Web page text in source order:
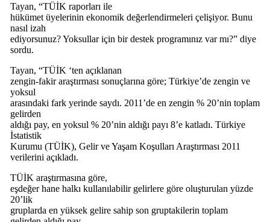
Tayan, “TÜİK raporları ile
hükümet üyelerinin ekonomik değerlendirmeleri çelişiyor. Bunu
nasıl izah
ediyorsunuz? Yoksullar için bir destek programınız var mı?” diye
sordu.
Tayan, “TÜİK ‘ten açıklanan
zengin-fakir araştırması sonuçlarına göre; Türkiye’de zengin ve
yoksul
arasındaki fark yerinde saydı. 2011’de en zengin % 20’nin toplam
gelirden
aldığı pay, en yoksul % 20’nin aldığı payı 8’e katladı. Türkiye
İstatistik
Kurumu (TÜİK), Gelir ve Yaşam Koşulları Araştırması 2011
verilerini açıkladı.
TÜİK araştırmasına göre,
eşdeğer hane halkı kullanılabilir gelirlere göre oluşturulan yüzde
20’lik
gruplarda en yüksek gelire sahip son gruptakilerin toplam